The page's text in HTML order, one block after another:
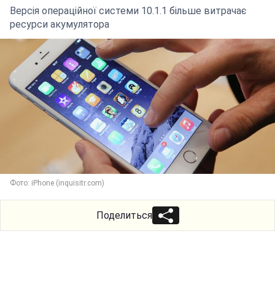
Версія операційної системи 10.1.1 більше витрачає
ресурси акумулятора
Фото: iPhone (inquisitr.com)
Поделиться